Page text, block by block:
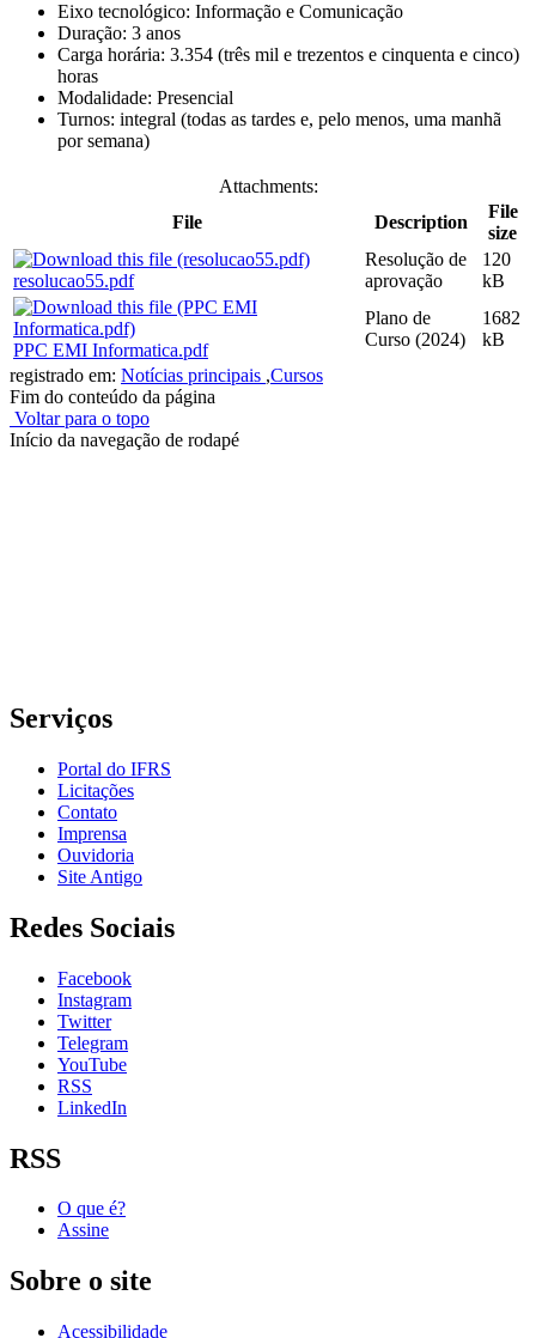
Eixo tecnológico: Informação e Comunicação
Duração: 3 anos
Carga horária: 3.354 (três mil e trezentos e cinquenta e cinco)
horas
Modalidade: Presencial
Turnos: integral (todas as tardes e, pelo menos, uma manhã
por semana)
Attachments:
File
Description
File
size
resolucao55.pdf
Resolução de
aprovação
120
kB
PPC EMI Informatica.pdf
Plano de
Curso (2024)
1682
kB
registrado em: Notícias principais ,Cursos
Fim do conteúdo da página
Voltar para o topo
Início da navegação de rodapé
Serviços
Portal do IFRS
Licitações
Contato
Imprensa
Ouvidoria
Site Antigo
Redes Sociais
Facebook
Instagram
Twitter
Telegram
YouTube
RSS
LinkedIn
RSS
O que é?
Assine
Sobre o site
Acessibilidade